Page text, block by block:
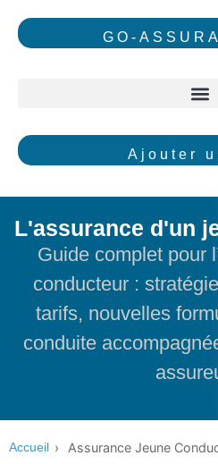
GO-
Ajouter
L'assurance d'un
Guide complet pour
conducteur :
tarifs, nouvelles
conduite
Accueil › Assurance Jeune